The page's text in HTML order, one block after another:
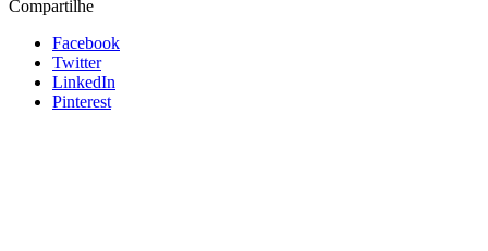
Compartilhe
Facebook
Twitter
LinkedIn
Pinterest